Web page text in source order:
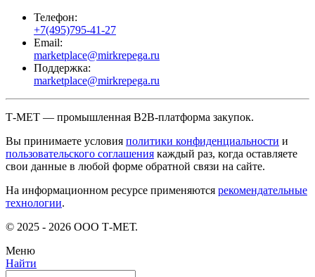
Телефон:
+7(495)795-41-27
Email:
marketplace@mirkrepega.ru
Поддержка:
marketplace@mirkrepega.ru
Т-МЕТ — промышленная B2B-платформа закупок.
Вы принимаете условия политики конфиденциальности и
пользовательского соглашения каждый раз, когда оставляете
свои данные в любой форме обратной связи на сайте.
На информационном ресурсе применяются рекомендательные
технологии.
© 2025 - 2026 ООО Т-МЕТ.
Меню
Найти